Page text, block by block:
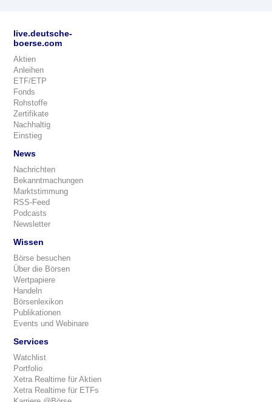
live.deutsche-
boerse.com
Aktien
Anleihen
ETF/ETP
Fonds
Rohstoffe
Zertifikate
Nachhaltig
Einstieg
News
Nachrichten
Bekanntmachungen
Marktstimmung
RSS-Feed
Podcasts
Newsletter
Wissen
Börse besuchen
Über die Börsen
Wertpapiere
Handeln
Börsenlexikon
Publikationen
Events und Webinare
Services
Watchlist
Portfolio
Xetra Realtime für Aktien
Xetra Realtime für ETFs